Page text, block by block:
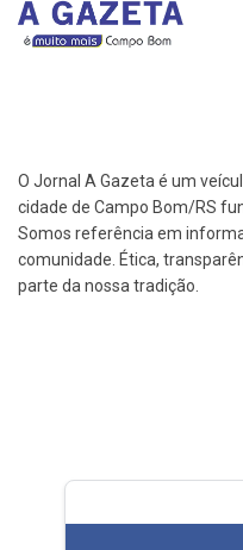
O Jornal A Gazeta é um
cidade de Campo Bom/RS
Somos referência em
comunidade. Ética,
parte da nossa tradição.